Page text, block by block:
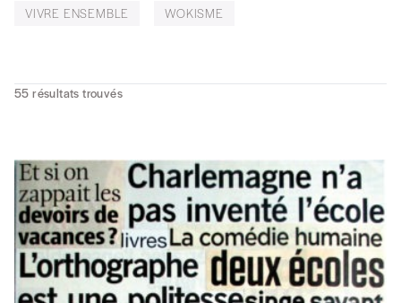
VIVRE ENSEMBLE WOKISME
55 résultats trouvés